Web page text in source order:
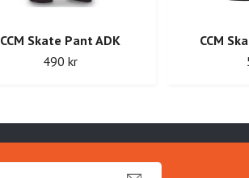
CCM Skate Pant ADK
490 kr
CCM